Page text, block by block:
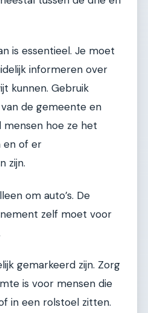
is essentieel. Je moet
informeren over
kunnen. Gebruik
de gemeente en
mensen hoe ze het
en of er
zijn.
om auto’s. De
zelf moet voor
gemarkeerd zijn. Zorg
is voor mensen die
in een rolstoel zitten.